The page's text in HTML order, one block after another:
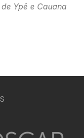
Ypê e Cauana